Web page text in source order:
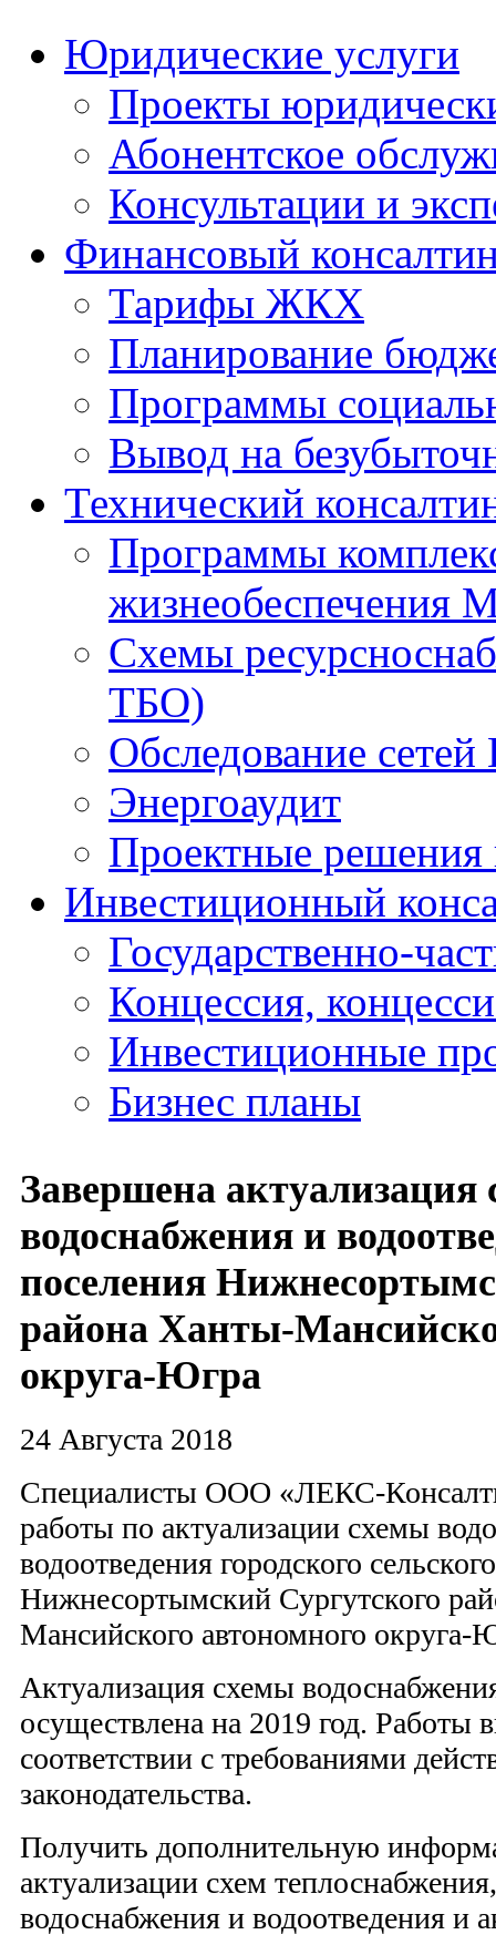
Юридические услуги
Проекты
Абонентское
Консультации и
Финансовый
Тарифы ЖКХ
Планирование
Программы
Вывод на
Технический
Программы
жизнеобеспечения
Схемы
ТБО)
Обследование
Энергоаудит
Проектные решения
Инвестиционный
Государственно-
Концессия,
Инвестиционные
Бизнес планы
Завершена актуализация
водоснабжения и
поселения
района Ханты-
округа-Югра
24 Августа 2018
Специалисты ООО «ЛЕКС-
работы по актуализации схемы
водоотведения городского
Нижнесортымский Сургутского
Мансийского автономного округа-
Актуализация схемы
осуществлена на 2019 год. Работы
соответствии с требованиями
законодательства.
Получить дополнительную
актуализации схем
водоснабжения и водоотведения и